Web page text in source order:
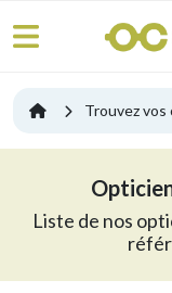
Trouvez vos
Liste de nos